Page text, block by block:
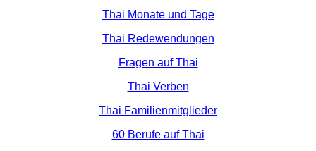
Thai Monate und Tage
Thai Redewendungen
Fragen auf Thai
Thai Verben
Thai Familienmitglieder
60 Berufe auf Thai